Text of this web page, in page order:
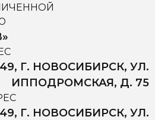
Г. НОВОСИБИРСК, УЛ.
ИППОДРОМСКАЯ, Д. 75
Г. НОВОСИБИРСК, УЛ.